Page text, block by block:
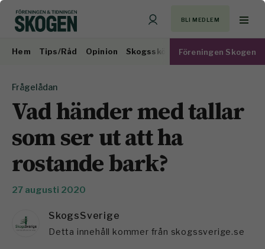
BLI MEDLEM
Hem Tips/Råd Opinion Skogsskötsel Virkesmarknad
Föreningen Skogen
Frågelådan
Vad händer med tallar
som ser ut att ha
rostande bark?
27 augusti 2020
SkogsSverige
Detta innehåll kommer från skogssverige.se